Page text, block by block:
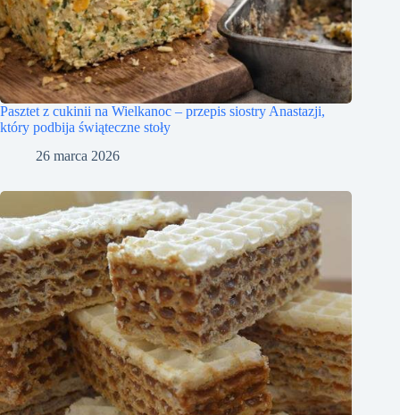
Pasztet z cukinii na Wielkanoc – przepis siostry Anastazji,
który podbija świąteczne stoły
26 marca 2026